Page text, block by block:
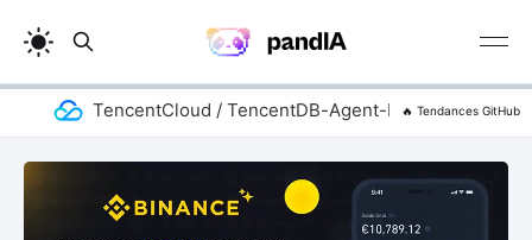
TencentCloud / TencentDB-Agent-Memory🔥 Tendances GitHub